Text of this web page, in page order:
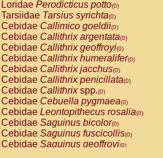
Loridae Perodicticus potto(0)
Tarsiidae Tarsius syrichta(0)
Cebidae Callimico goeldii(0)
Cebidae Callithrix argentata(0)
Cebidae Callithrix geoffroyi(0)
Cebidae Callithrix humeralifer(0)
Cebidae Callithrix jacchus(0)
Cebidae Callithrix penicillata(0)
Cebidae Callithrixspp.(0)
Cebidae Cebuella pygmaea(0)
Cebidae Leontopithecus rosalia(0)
Cebidae Saguinus bicolor(0)
Cebidae Saguinus fuscicollis(0)
Cebidae Saguinus geoffroyi(0)